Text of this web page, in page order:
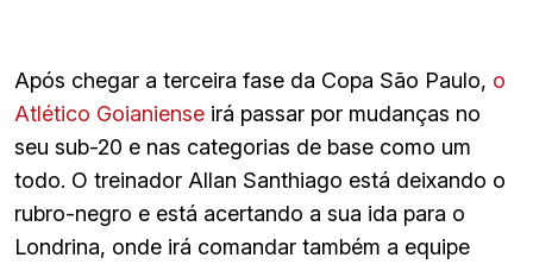
Após chegar a terceira fase da Copa São Paulo, o
Atlético Goianiense irá passar por mudanças no
seu sub-20 e nas categorias de base como um
todo. O treinador Allan Santhiago está deixando o
rubro-negro e está acertando a sua ida para o
Londrina, onde irá comandar também a equipe